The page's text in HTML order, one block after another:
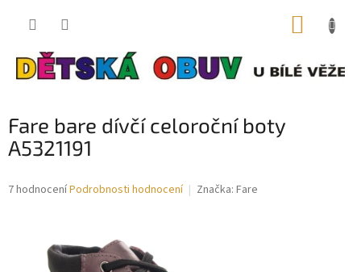
Fare bare dívčí celoroční boty
A5321191
Průměrné
7 hodnoceníPodrobnosti hodnocení Značka: Fare